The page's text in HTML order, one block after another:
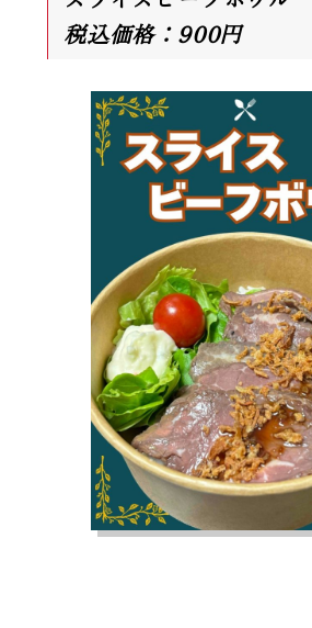
税込価格：900円